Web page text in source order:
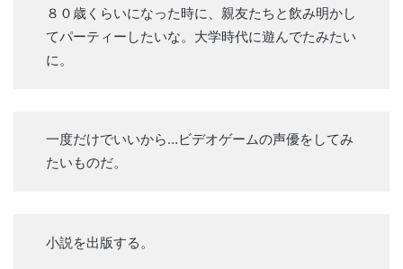
８０歳くらいになった時に、親友たちと飲み明かし
てパーティーしたいな。大学時代に遊んでたみたい
に。
一度だけでいいから…ビデオゲームの声優をしてみ
たいものだ。
小説を出版する。